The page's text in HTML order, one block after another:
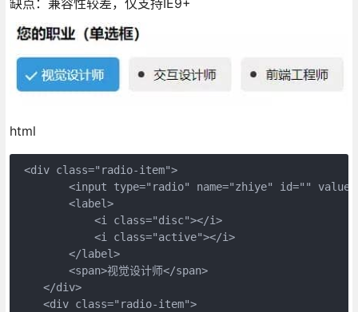
html
<div class="radio-item">
<input type="radio" name="zhiye" id=""
        <label>
            <i class="disc"></i>
            <i class="active"></i>
        </label>
        <span>视觉设计师</span>
    </div>
    <div class="radio-item">